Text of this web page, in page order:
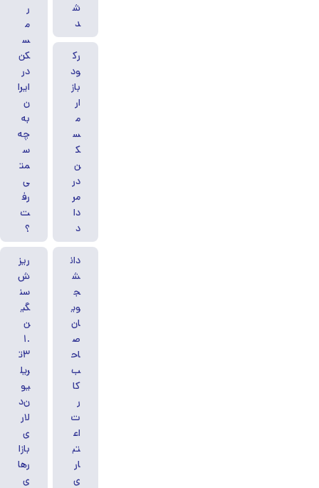
ش
د
رک
ود
باز
ار
م
س
ک
ن
در
مر
دا
د
دان
ش
ج
وی
ان
ص
اح
ب
کا
ر
ت
اع
تب
ار
ی
ر
م
س
کن
در
ایرا
ن
به
چه
س
مت
ی
رف
ت
؟
ریز
ش
سن
گی
ن
۱.
۳ت
ریل
یو
ن‌د
لار
ی
بازا
رها
ی